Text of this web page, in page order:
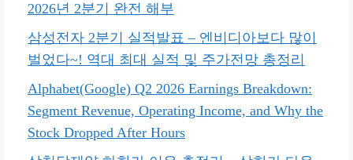
2026년 2분기 완전 해부
삼성전자 2분기 실적발표 – 엔비디아보다 많이
벌었다~! 역대 최대 실적 및 주가전망 총정리
Alphabet(Google) Q2 2026 Earnings Breakdown:
Segment Revenue, Operating Income, and Why the
Stock Dropped After Hours